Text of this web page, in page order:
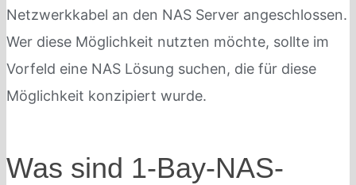
Netzwerkkabel an den NAS Server angeschlossen.
Wer diese Möglichkeit nutzten möchte, sollte im
Vorfeld eine NAS Lösung suchen, die für diese
Möglichkeit konzipiert wurde.
Was sind 1-Bay-NAS-